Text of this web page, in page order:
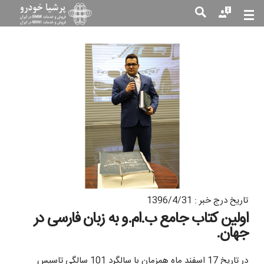
تاریخ درج خبر : 1396/4/31
اولین کتاب جامع ب.ام.و به زبان فارسی در
جهان.
در تاریخ 17 اسفند ماه همزمان با سالگرد 101 سالگی تاسیس